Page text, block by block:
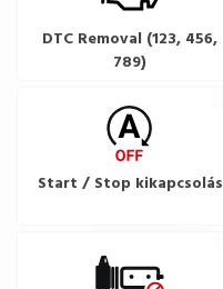
DTC Removal (123, 456,
789)
Start / Stop kikapcsolás